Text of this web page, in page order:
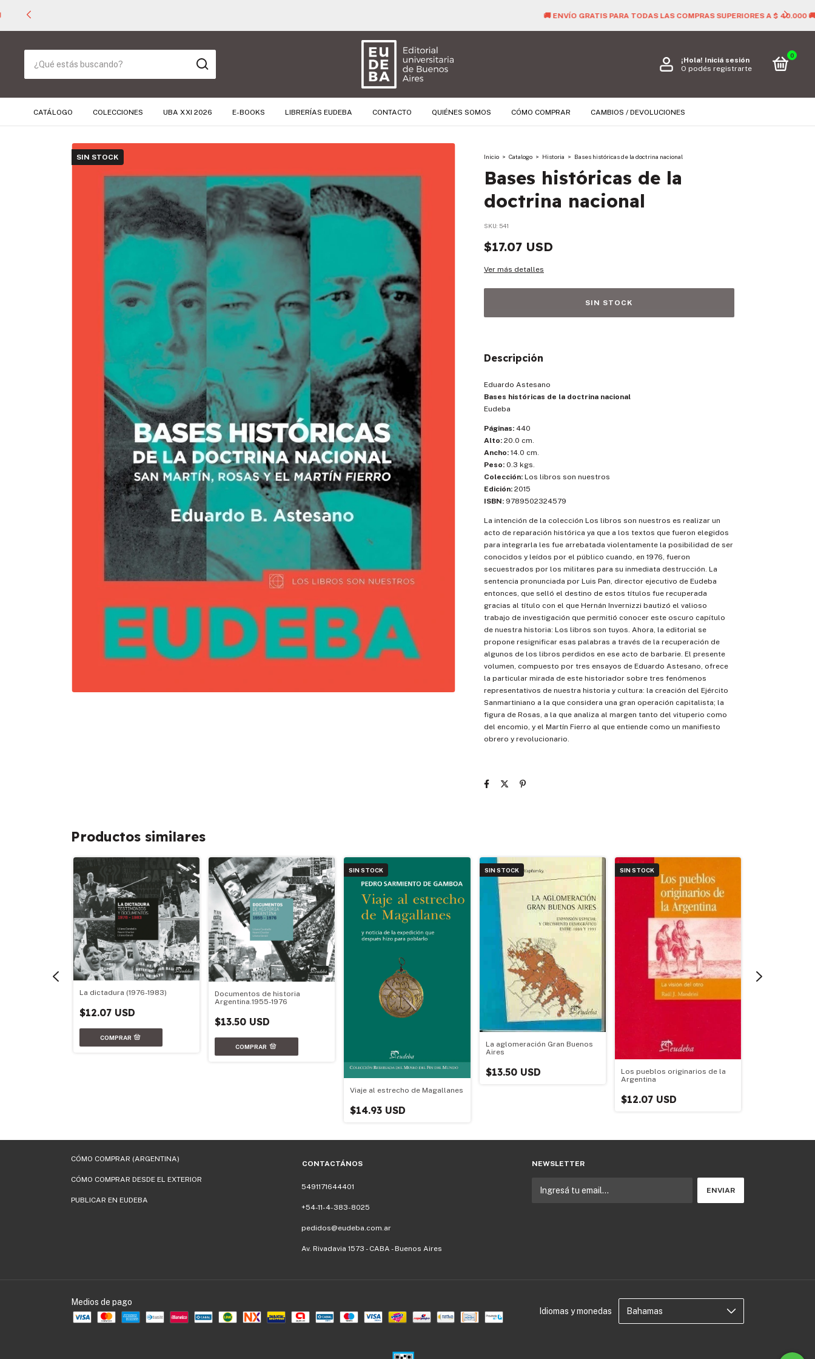
🚚 ENVÍO GRATIS PARA TODAS LAS COMPRAS SUPERIORES A $ 40.000 🚚
¡Hola! Iniciá sesión
O podés registrarte
0
CATÁLOGO COLECCIONES UBA XXI 2026 E-BOOKS LIBRERÍAS EUDEBA CONTACTO QUIÉNES SOMOS CÓMO COMPRAR CAMBIOS / DEVOLUCIONES
SIN STOCK Inicio > Catalogo > Historia > Bases históricas de la doctrina nacional
Bases históricas de la
doctrina nacional
SKU: 541
$17.07 USD
Ver más detalles
Descripción
Eduardo Astesano
Bases históricas de la doctrina nacional
Eudeba
Páginas: 440
Alto: 20.0 cm.
Ancho: 14.0 cm.
Peso: 0.3 kgs.
Colección: Los libros son nuestros
Edición: 2015
ISBN: 9789502324579
La intención de la colección Los libros son nuestros es realizar un
acto de reparación histórica ya que a los textos que fueron elegidos
para integrarla les fue arrebatada violentamente la posibilidad de ser
conocidos y leídos por el público cuando, en 1976, fueron
secuestrados por los militares para su inmediata destrucción. La
sentencia pronunciada por Luis Pan, director ejecutivo de Eudeba
entonces, que selló el destino de estos títulos fue recuperada
gracias al título con el que Hernán Invernizzi bautizó el valioso
trabajo de investigación que permitió conocer este oscuro capítulo
de nuestra historia: Los libros son tuyos. Ahora, la editorial se
propone resignificar esas palabras a través de la recuperación de
algunos de los libros perdidos en ese acto de barbarie. El presente
volumen, compuesto por tres ensayos de Eduardo Astesano, ofrece
la particular mirada de este historiador sobre tres fenómenos
representativos de nuestra historia y cultura: la creación del Ejército
Sanmartiniano a la que considera una gran operación capitalista; la
figura de Rosas, a la que analiza al margen tanto del vituperio como
del encomio, y el Martín Fierro al que entiende como un manifiesto
obrero y revolucionario.
Productos similares
La dictadura (1976-1983)
$12.07 USD
Documentos de historia
Argentina.1955-1976
$13.50 USD
SIN STOCK
Viaje al estrecho de Magallanes
$14.93 USD
SIN STOCK
La aglomeración Gran Buenos
Aires
$13.50 USD
SIN STOCK
Los pueblos originarios de la
Argentina
$12.07 USD
CÓMO COMPRAR (ARGENTINA)
CÓMO COMPRAR DESDE EL EXTERIOR
PUBLICAR EN EUDEBA
CONTACTÁNOS
5491171644401
+54-11-4-383-8025
pedidos@eudeba.com.ar
Av. Rivadavia 1573 - CABA - Buenos Aires
NEWSLETTER
Medios de pago
Idiomas y monedas